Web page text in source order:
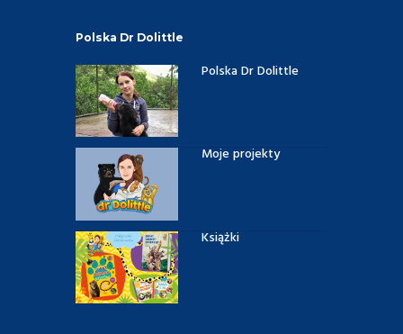
Polska Dr Dolittle
Polska Dr Dolittle
Moje projekty
Książki